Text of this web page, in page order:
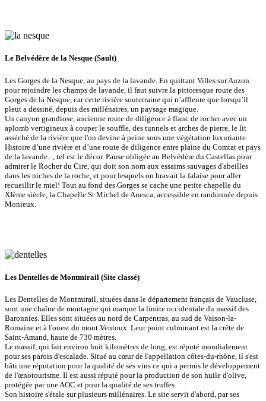
Le Belvédère de la Nesque (Sault)
Les Gorges de la Nesque, au pays de la lavande. En quittant Villes sur Auzon
pour rejoindre les champs de lavande, il faut suivre la pittoresque route des
Gorges de la Nesque, car cette rivière souterraine qui n’affleure que lorsqu’il
pleut a dessiné, depuis des millénaires, un paysage magique.
Un canyon grandiose, ancienne route de diligence à flanc de rocher avec un
aplomb vertigineux à couper le souffle, des tunnels et arches de pierre, le lit
asséché de la rivière que l'on devine à peine sous une végétation luxuriante.
Histoire d’une rivière et d’une route de diligence entre plaine du Comtat et pays
de la lavande..., tel est le décor. Pause obligée au Belvédère du Castellas pour
admirer le Rocher du Cire, qui doit son nom aux essaims sauvages d'abeilles
dans les niches de la roche, et pour lesquels on bravait la falaise pour aller
recueillir le miel! Tout au fond des Gorges se cache une petite chapelle du
XIème siècle, la Chapelle St Michel de Anesca, accessible en randonnée depuis
Monieux.
Les Dentelles de Montmirail (Site classé)
Les Dentelles de Montmirail, situées dans le département français de Vaucluse,
sont une chaîne de montagne qui marque la limite occidentale du massif des
Baronnies. Elles sont situées au nord de Carpentras, au sud de Vaison-la-
Romaine et à l'ouest du mont Ventoux. Leur point culminant est la crête de
Saint-Amand, haute de 730 mètres.
Le massif, qui fait environ huit kilomètres de long, est réputé mondialement
pour ses parois d'escalade. Situé au cœur de l'appellation côtes-du-rhône, il s'est
bâti une réputation pour la qualité de ses vins ce qui a permis le développement
de l'œnotourisme. Il est aussi réputé pour la production de son huile d'olive,
protégée par une AOC et pour la qualité de ses truffes.
Son histoire s'étale sur plusieurs millénaires. Le site servit d'abord, par ses